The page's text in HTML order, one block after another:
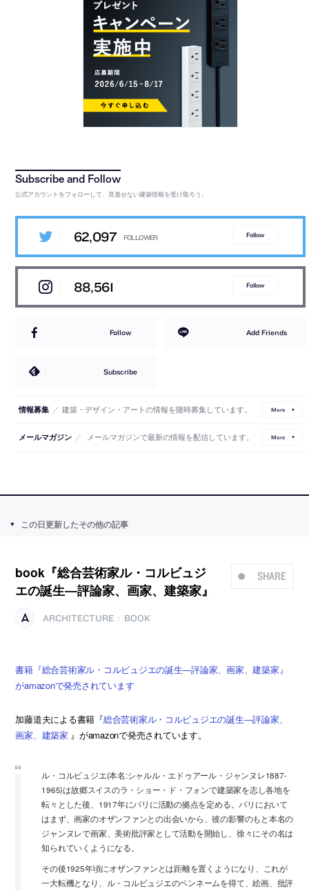
公式アカウントをフォローして、見逃せない建築情報を受け取ろう。
62,097 Follow
88,561 Follow
Follow Add Friends
Subscribe
情報募集 ／ 建築・デザイン・アートの情報を随時募集しています。 More
メールマガジン ／ メールマガジンで最新の情報を配信しています。 More
この日更新したその他の記事
SHARE
book『総合芸術家ル・コルビュジ
エの誕生―評論家、画家、建築家』
ARCHITECTURE BOOK
書籍『総合芸術家ル・コルビュジエの誕生―評論家、画家、建築家』
がamazonで発売されています
加藤道夫による書籍『総合芸術家ル・コルビュジエの誕生―評論家、
画家、建築家 』がamazonで発売されています。
ル・コルビュジエ(本名:シャルル・エドゥアール・ジャンヌレ1887-
1965)は故郷スイスのラ・ショー・ド・フォンで建築家を志し各地を
転々とした後、1917年にパリに活動の拠点を定める。パリにおいて
はまず、画家のオザンファンとの出会いから、彼の影響のもと本名の
ジャンヌレで画家、美術批評家として活動を開始し、徐々にその名は
知られていくようになる。
その後1925年頃にオザンファンとは距離を置くようになり、これが
一大転機となり、ル・コルビュジエのペンネームを得て、絵画、批評